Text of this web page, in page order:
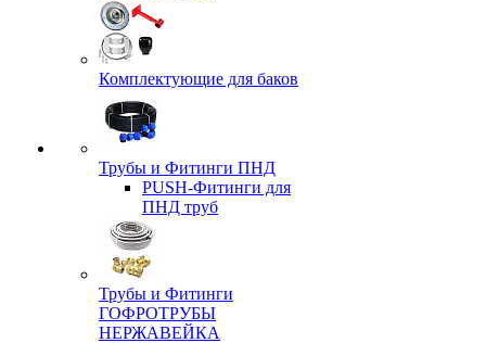
Комплектующие для баков
Трубы и Фитинги ПНД
PUSH-Фитинги для
ПНД труб
Трубы и Фитинги
ГОФРОТРУБЫ
НЕРЖАВЕЙКА